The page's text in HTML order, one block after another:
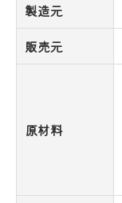
製造元
販売元
原材料